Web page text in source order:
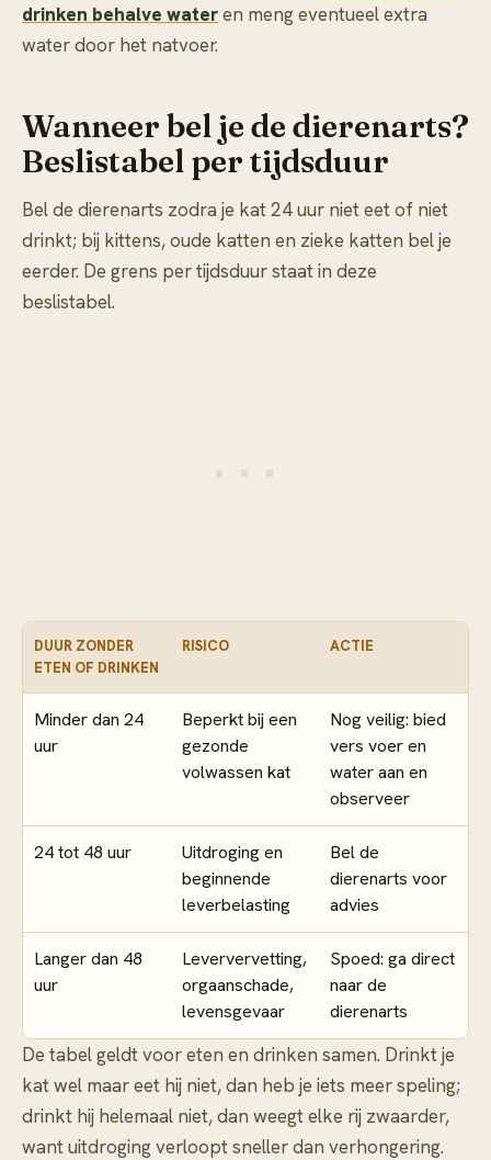
drinken behalve wateren meng eventueel extra
water door het natvoer.
Wanneer bel je de dierenarts?
Beslistabel per tijdsduur
Bel de dierenarts zodra je kat 24 uur niet eet of niet
drinkt; bij kittens, oude katten en zieke katten bel je
eerder. De grens per tijdsduur staat in deze
beslistabel.
DUUR ZONDER
ETEN OF DRINKEN
RISICO ACTIE
Minder dan 24
uur
Beperkt bij een
gezonde
volwassen kat
Nog veilig: bied
vers voer en
water aan en
observeer
24 tot 48 uur
Uitdroging en
beginnende
leverbelasting
Bel de
dierenarts voor
advies
Langer dan 48
uur
Leververvetting,
orgaanschade,
levensgevaar
Spoed: ga direct
naar de
dierenarts
De tabel geldt voor eten en drinken samen. Drinkt je
kat wel maar eet hij niet, dan heb je iets meer speling;
drinkt hij helemaal niet, dan weegt elke rij zwaarder,
want uitdroging verloopt sneller dan verhongering.